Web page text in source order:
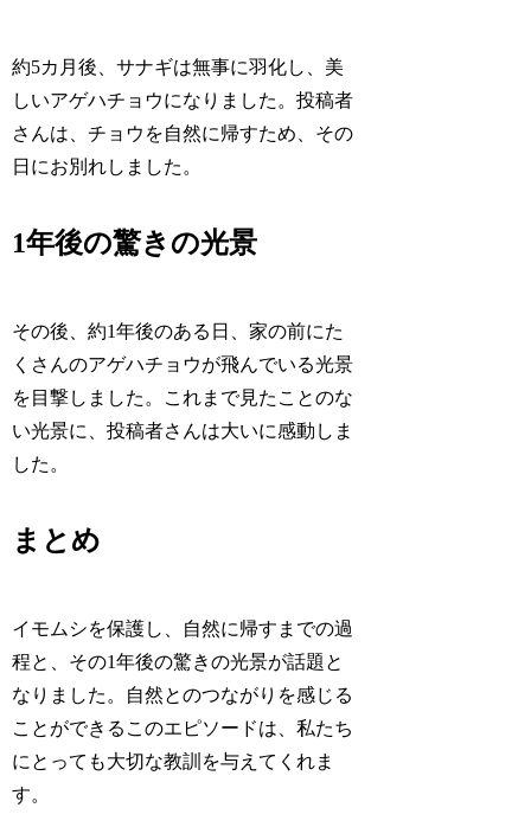
約5カ月後、サナギは無事に羽化し、美
しいアゲハチョウになりました。投稿者
さんは、チョウを自然に帰すため、その
日にお別れしました。
1年後の驚きの光景
その後、約1年後のある日、家の前にた
くさんのアゲハチョウが飛んでいる光景
を目撃しました。これまで見たことのな
い光景に、投稿者さんは大いに感動しま
した。
まとめ
イモムシを保護し、自然に帰すまでの過
程と、その1年後の驚きの光景が話題と
なりました。自然とのつながりを感じる
ことができるこのエピソードは、私たち
にとっても大切な教訓を与えてくれま
す。